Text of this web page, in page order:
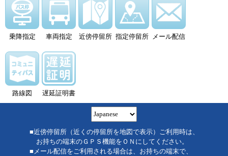
乗降指定 車両指定 近傍停留所 指定停留所 メール配信
路線図 遅延証明書
■近傍停留所（近くの停留所を地図で表示）ご利用時は、
お持ちの端末のＧＰＳ機能をＯＮにしてください。
■メール配信をご利用される場合は、お持ちの端末で、